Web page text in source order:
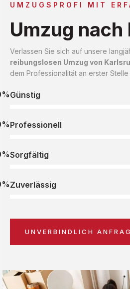
UMZUGSPROFI MIT
Umzug nach
Verlassen Sie sich auf unsere
reibungslosen Umzug von
dem Professionalität an erster Stelle
Günstig
Professionell
Sorgfältig
Zuverlässig
UNVERBINDLICH